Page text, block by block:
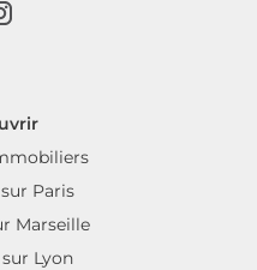
Paris
Marseille
Lyon